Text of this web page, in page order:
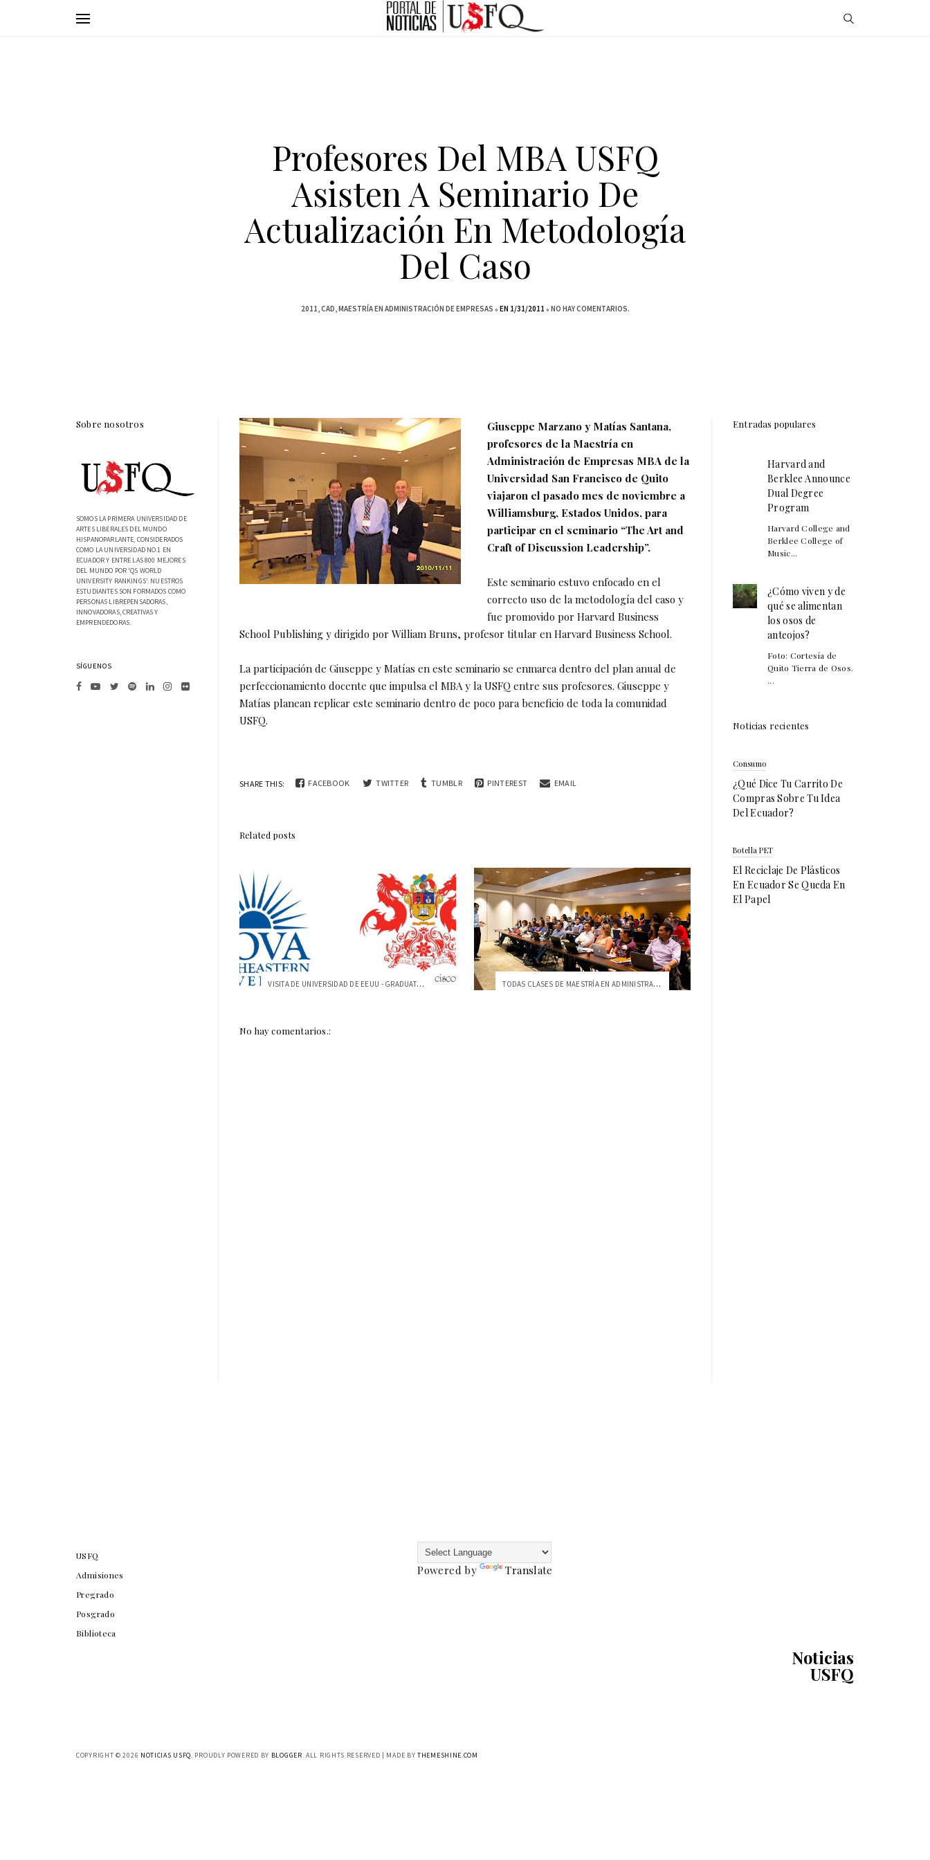
Profesores Del MBA USFQ
Asisten A Seminario De
Actualización En Metodología
Del Caso
2011 CAD MAESTRÍA EN ADMINISTRACIÓN DE EMPRESAS EN 1/31/2011 NO HAY COMENTARIOS.
Giuseppe Marzano y Matías Santana,
profesores de la Maestría en
Administración de Empresas MBA de la
Universidad San Francisco de Quito
viajaron el pasado mes de noviembre a
Williamsburg, Estados Unidos, para
participar en el seminario “The Art and
Craft of Discussion Leadership”.
Este seminario estuvo enfocado en el
correcto uso de la metodología del caso y
fue promovido por Harvard Business
School Publishing y dirigido por William Bruns, profesor titular en Harvard Business School.
La participación de Giuseppe y Matías en este seminario se enmarca dentro del plan anual de
perfeccionamiento docente que impulsa el MBA y la USFQ entre sus profesores. Giuseppe y
Matías planean replicar este seminario dentro de poco para beneficio de toda la comunidad
USFQ.
SHARE THIS: FACEBOOK TWITTER TUMBLR PINTEREST EMAIL
Related posts
VISITA DE UNIVERSIDAD DE EEUU - GRADUATE... TODAS CLASES DE MAESTRÍA EN ADMINISTRACI...
No hay comentarios.:
Sobre nosotros
SOMOS LA PRIMERA UNIVERSIDAD DE
ARTES LIBERALES DEL MUNDO
HISPANOPARLANTE, CONSIDERADOS
COMO LA UNIVERSIDAD NO.1 EN
ECUADOR Y ENTRE LAS 800 MEJORES
DEL MUNDO POR 'QS WORLD
UNIVERSITY RANKINGS'. NUESTROS
ESTUDIANTES SON FORMADOS COMO
PERSONAS LIBREPENSADORAS,
INNOVADORAS, CREATIVAS Y
EMPRENDEDORAS.
SÍGUENOS
Entradas populares
Harvard and
Berklee Announce
Dual Degree
Program
Harvard College and
Berklee College of
Music...
¿Cómo viven y de
qué se alimentan
los osos de
anteojos?
Foto: Cortesía de
Quito Tierra de Osos.
...
Noticias recientes
Consumo
¿Qué Dice Tu Carrito De
Compras Sobre Tu Idea
Del Ecuador?
Botella PET
El Reciclaje De Plásticos
En Ecuador Se Queda En
El Papel
USFQ
Admisiones
Pregrado
Posgrado
Biblioteca
Powered by Translate
Noticias
USFQ
COPYRIGHT ©2026 NOTICIAS USFQ. PROUDLY POWERED BY BLOGGER. ALL RIGHTS RESERVED | MADE BYTHEMESHINE.COM